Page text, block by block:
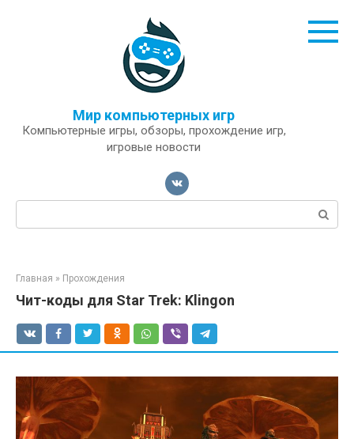
Мир компьютерных игр
Компьютерные игры, обзоры, прохождение игр,
игровые новости
Поиск:
Главная » Прохождения
Чит-коды для Star Trek: Klingon